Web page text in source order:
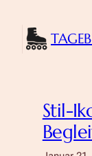
Inhalt
springen
Stil-